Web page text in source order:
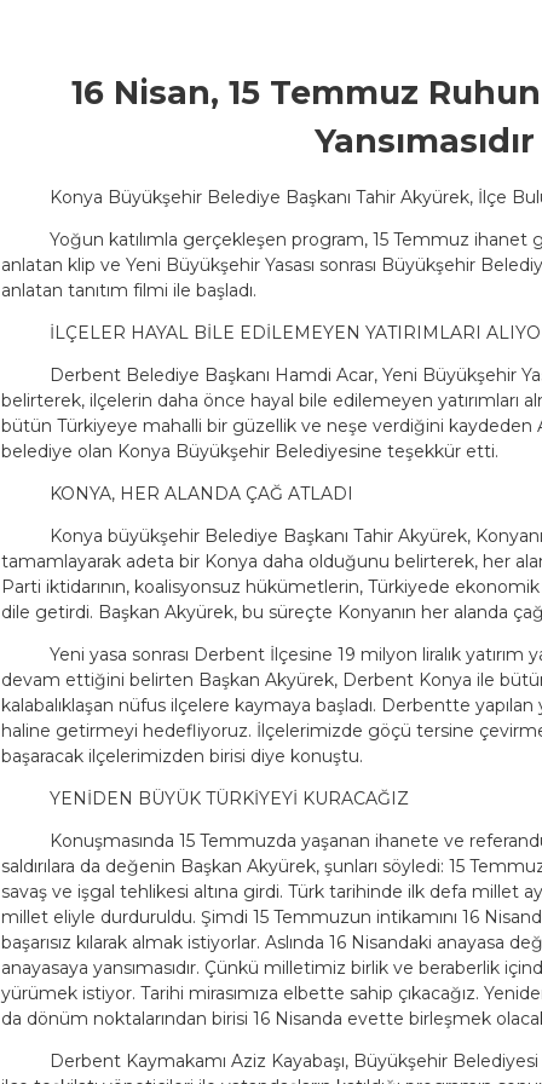
16 Nisan, 15 Temmuz
Yansımasıdır
Konya Büyükşehir Belediye Başkanı Tahir Akyürek, İlçe
Yoğun katılımla gerçekleşen program, 15 Temmuz ihanet
anlatan klip ve Yeni Büyükşehir Yasası sonrası Büyükşehir
anlatan tanıtım filmi ile başladı.
İLÇELER HAYAL BİLE EDİLEMEYEN YATIRIMLARI
Derbent Belediye Başkanı Hamdi Acar, Yeni Büyükşehir
belirterek, ilçelerin daha önce hayal bile edilemeyen yatırımları
bütün Türkiyeye mahalli bir güzellik ve neşe verdiğini kaydeden
belediye olan Konya Büyükşehir Belediyesine teşekkür etti.
KONYA, HER ALANDA ÇAĞ ATLADI
Konya büyükşehir Belediye Başkanı Tahir Akyürek,
tamamlayarak adeta bir Konya daha olduğunu belirterek, her
Parti iktidarının, koalisyonsuz hükümetlerin, Türkiyede
dile getirdi. Başkan Akyürek, bu süreçte Konyanın her alanda
Yeni yasa sonrası Derbent İlçesine 19 milyon liralık yatırım
devam ettiğini belirten Başkan Akyürek, Derbent Konya ile
kalabalıklaşan nüfus ilçelere kaymaya başladı. Derbentte
haline getirmeyi hedefliyoruz. İlçelerimizde göçü tersine
başaracak ilçelerimizden birisi diye konuştu.
YENİDEN BÜYÜK TÜRKİYEYİ KURACAĞIZ
Konuşmasında 15 Temmuzda yaşanan ihanete ve
saldırılara da değenin Başkan Akyürek, şunları söyledi: 15
savaş ve işgal tehlikesi altına girdi. Türk tarihinde ilk defa millet
millet eliyle durduruldu. Şimdi 15 Temmuzun intikamını 16
başarısız kılarak almak istiyorlar. Aslında 16 Nisandaki anayasa
anayasaya yansımasıdır. Çünkü milletimiz birlik ve beraberlik
yürümek istiyor. Tarihi mirasımıza elbette sahip çıkacağız.
da dönüm noktalarından birisi 16 Nisanda evette birleşmek
Derbent Kaymakamı Aziz Kayabaşı, Büyükşehir